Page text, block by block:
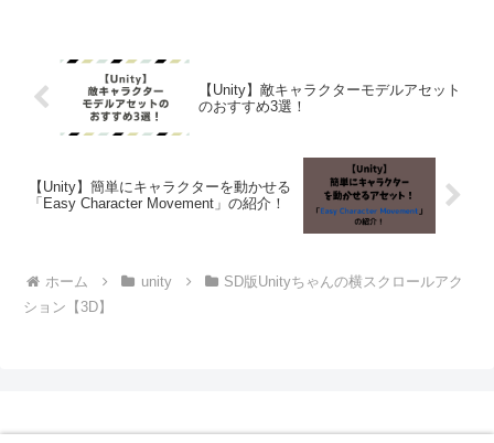
【Unity】敵キャラクターモデルアセット
のおすすめ3選！
【Unity】簡単にキャラクターを動かせる
「Easy Character Movement」の紹介！
ホーム unity
SD版Unityちゃんの横スクロールアク
ション【3D】